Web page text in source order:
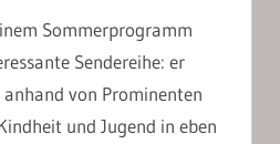
Sommerprogramm
Sendereihe: er
von Prominenten
und Jugend in eben